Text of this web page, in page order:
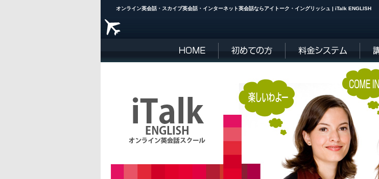
オンライン英会話・スカイプ英会話・インターネット英会話ならアイトーク・イングリッシュ | iTalk ENGLISH